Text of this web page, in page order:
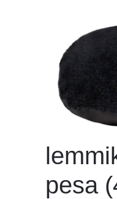
pesa